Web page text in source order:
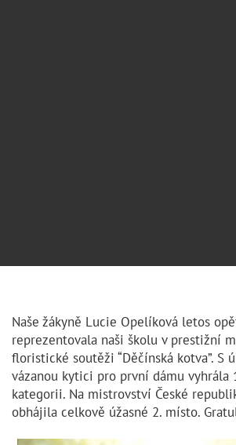
Naše žákyně Lucie Opelíková letos
reprezentovala naši školu v prestižní
floristické soutěži “Děčínská kotva”. S
vázanou kytici pro první dámu vyhrála
kategorii. Na mistrovství České
obhájila celkově úžasné 2. místo.